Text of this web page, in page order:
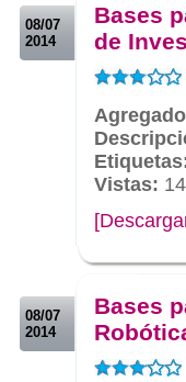
08/07
2014
Bases
de
Vistas:
08/07
2014
Bases